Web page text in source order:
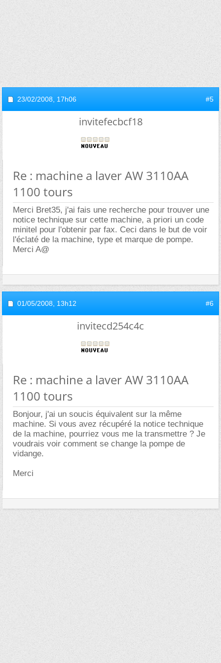
23/02/2008, 17h06 #5
invitefecbcf18
Re : machine a laver AW 3110AA
1100 tours
Merci Bret35, j'ai fais une recherche pour trouver une
notice technique sur cette machine, a priori un code
minitel pour l'obtenir par fax. Ceci dans le but de voir
l'éclaté de la machine, type et marque de pompe.
Merci A@
01/05/2008, 13h12 #6
invitecd254c4c
Re : machine a laver AW 3110AA
1100 tours
Bonjour, j'ai un soucis équivalent sur la même
machine. Si vous avez récupéré la notice technique
de la machine, pourriez vous me la transmettre ? Je
voudrais voir comment se change la pompe de
vidange.
Merci